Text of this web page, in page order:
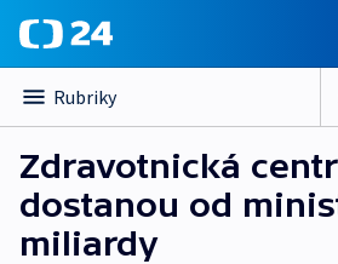
Rubriky
Zdravotnická
dostanou od
miliardy